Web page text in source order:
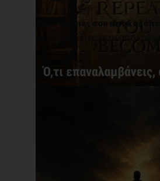
Οι συνήθειες σου
Οι συνήθειες σου